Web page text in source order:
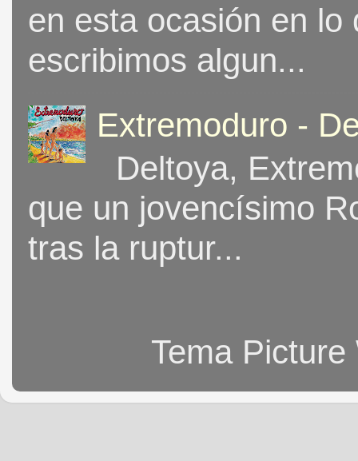
en esta ocasión en
escribimos algun...
Extremoduro -
Deltoya,
que un jovencísimo
tras la ruptur...
Tema